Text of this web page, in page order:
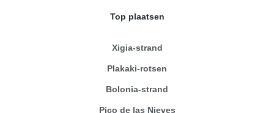
Top plaatsen
Xigia-strand
Plakaki-rotsen
Bolonia-strand
Pico de las Nieves